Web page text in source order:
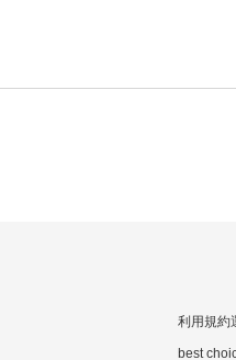
利用規約
best